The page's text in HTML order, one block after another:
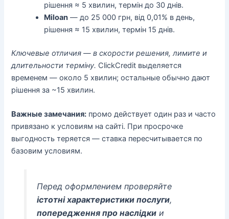
рішення ≈ 5 хвилин, термін до 30 днів.
Miloan — до 25 000 грн, від 0,01% в день,
рішення ≈ 15 хвилин, термін 15 днів.
Ключевые отличия — в скорости решения, лимите и
длительности терміну. ClickCredit выделяется
временем — около 5 хвилин; остальные обычно дают
рішення за ~15 хвилин.
Важные замечания: промо действует один раз и часто
привязано к условиям на сайті. При просрочке
выгодность теряется — ставка пересчитывается по
базовим условиям.
Перед оформлением проверяйте
істотні характеристики послуги,
попередження про наслідкии